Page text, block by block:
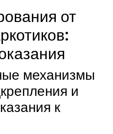
от
механизмы
и
к